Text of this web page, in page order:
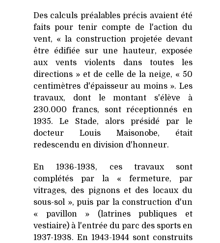
Des calculs préalables précis avaient été
faits pour tenir compte de l'action du
vent, « la construction projetée devant
être édifiée sur une hauteur, exposée
aux vents violents dans toutes les
directions » et de celle de la neige, « 50
centimètres d'épaisseur au moins ». Les
travaux, dont le montant s'élève à
230.000 francs, sont réceptionnés en
1935. Le Stade, alors présidé par le
docteur Louis Maisonobe, était
redescendu en division d'honneur.
En 1936-1938, ces travaux sont
complétés par la « fermeture, par
vitrages, des pignons et des locaux du
sous-sol », puis par la construction d'un
« pavillon » (latrines publiques et
vestiaire) à l'entrée du parc des sports en
1937-1938. En 1943-1944 sont construits